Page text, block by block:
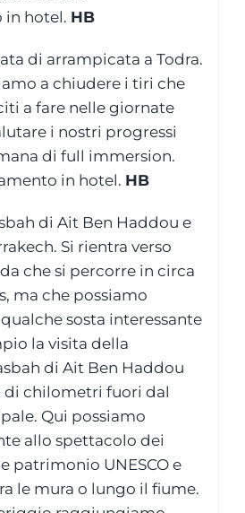
in hotel. HB
di arrampicata a Todra.
a chiudere i tiri che
a fare nelle giornate
i nostri progressi
di full immersion.
in hotel. HB
di Ait Ben Haddou e
Si rientra verso
che si percorre in circa
ma che possiamo
sosta interessante
la visita della
di Ait Ben Haddou
di chilometri fuori dal
Qui possiamo
allo spettacolo dei
patrimonio UNESCO e
le mura o lungo il fiume.